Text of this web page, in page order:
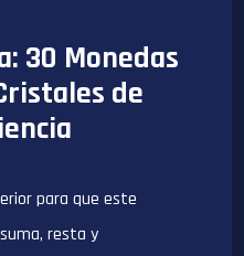
30 Monedas
de
para que este
resta y